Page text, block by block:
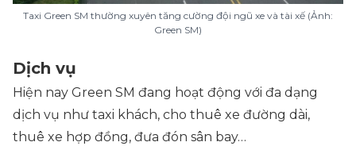
Taxi Green SM thường xuyên tăng cường đội ngũ xe và tài xế (Ảnh:
Green SM)
Dịch vụ
Hiện nay Green SM đang hoạt động với đa dạng
dịch vụ như taxi khách, cho thuê xe đường dài,
thuê xe hợp đồng, đưa đón sân bay…